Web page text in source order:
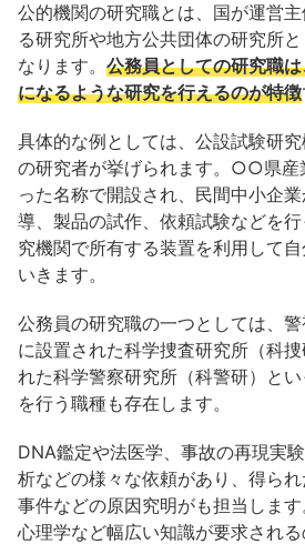
公的機関の研究職とは、国が運営
る研究所や地方公共団体の研究所
なります。 公務員としての研究職
になるような研究を行えるのが特徴
具体的な例としては、公設試験研
の研究者が挙げられます。○○県産
った名称で開設され、民間中小企
導、製品の試作、依頼試験などを
究機関で所有する装置を利用して
いきます。
公務員の研究職の一つとしては、
に設置された科学捜査研究所（科
れた科学警察研究所（科警研）と
を行う職種も存在します。
DNA鑑定や法医学、事故の再現実
析などの様々な依頼があり、得ら
事件などの原因究明がも担当します
心理学など幅広い知識が要求される